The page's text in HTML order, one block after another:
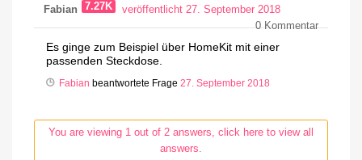
Fabian 7.27K
veröffentlicht 27. September 2018
0Kommentar
Es ginge zum Beispiel über HomeKit mit einer
passenden Steckdose.
Fabian beantwortete Frage 27. September 2018
You are viewing 1 out of 2 answers, click here to view all
answers.